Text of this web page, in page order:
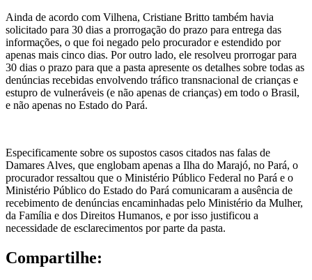
Ainda de acordo com Vilhena, Cristiane Britto também havia
solicitado para 30 dias a prorrogação do prazo para entrega das
informações, o que foi negado pelo procurador e estendido por
apenas mais cinco dias. Por outro lado, ele resolveu prorrogar para
30 dias o prazo para que a pasta apresente os detalhes sobre todas as
denúncias recebidas envolvendo tráfico transnacional de crianças e
estupro de vulneráveis (e não apenas de crianças) em todo o Brasil,
e não apenas no Estado do Pará.
Especificamente sobre os supostos casos citados nas falas de
Damares Alves, que englobam apenas a Ilha do Marajó, no Pará, o
procurador ressaltou que o Ministério Público Federal no Pará e o
Ministério Público do Estado do Pará comunicaram a ausência de
recebimento de denúncias encaminhadas pelo Ministério da Mulher,
da Família e dos Direitos Humanos, e por isso justificou a
necessidade de esclarecimentos por parte da pasta.
Compartilhe: